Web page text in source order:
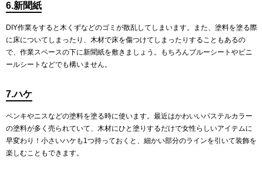
6.新聞紙
DIY作業をすると木くずなどのゴミが散乱してしまいます。また、塗料を塗る際
に床についてしまったり、木材で床を傷つけてしまったりすることもあるの
で、作業スペースの下に新聞紙を敷きましょう。もちろんブルーシートやビニ
ールシートなどでも構いません。
7.ハケ
ペンキやニスなどの塗料を塗る時に使います。最近はかわいいパステルカラー
の塗料が多く売られていて、木材にひと塗りするだけで女性らしいアイテムに
早変わり！小さいハケも1つ持っておくと、細かい部分のラインを引いて装飾を
楽しむこともできます。